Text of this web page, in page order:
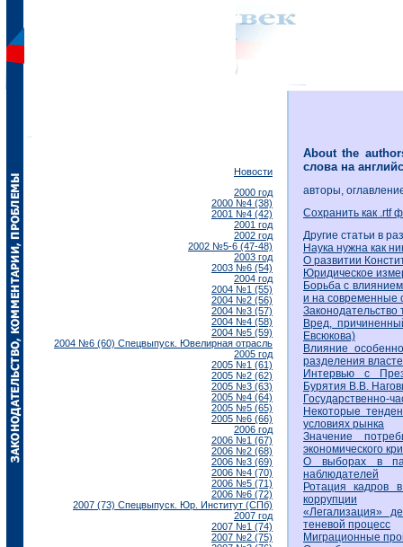
Новости
2000 год
2000 №4 (38)
2001 №4 (42)
2001 год
2002 год
2002 №5-6 (47-48)
2003 год
2003 №6 (54)
2004 год
2004 №1 (55)
2004 №2 (56)
2004 №3 (57)
2004 №4 (58)
2004 №5 (59)
2004 №6 (60) Спецвыпуск. Ювелирная отрасль
2005 год
2005 №1 (61)
2005 №2 (62)
2005 №3 (63)
2005 №4 (64)
2005 №5 (65)
2005 №6 (66)
2006 год
2006 №1 (67)
2006 №2 (68)
2006 №3 (69)
2006 №4 (70)
2006 №5 (71)
2006 №6 (72)
2007 (73) Спецвыпуск. Юр. Институт (СПб)
2007 год
2007 №1 (74)
2007 №2 (75)
About the
слова на
авторы,
Сохранить как .rtf
Другие статьи в
Наука нужна как
О развитии
Юридическое
Борьба с
и на современные
Вред,
Евсюкова)
Влияние
разделения
Интервью с
Бурятия В.В.
Государственно-
Некоторые
условиях рынка
Значение
экономического
О выборах в
наблюдателей
Ротация кадров
коррупции
«Легализация»
теневой процесс
Миграционные